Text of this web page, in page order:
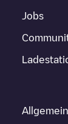
Jobs